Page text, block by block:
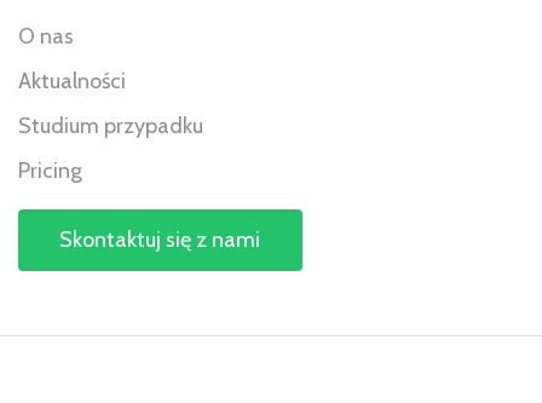
O nas
Aktualności
Studium przypadku
Pricing
Skontaktuj się z nami